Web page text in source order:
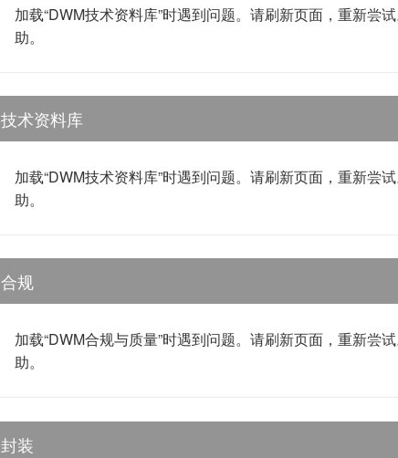
加载“DWM技术资料库”时遇到问题。请刷新页面，重新尝
助。
技术资料库
加载“DWM技术资料库”时遇到问题。请刷新页面，重新尝
助。
合规
加载“DWM合规与质量”时遇到问题。请刷新页面，重新尝
助。
封装